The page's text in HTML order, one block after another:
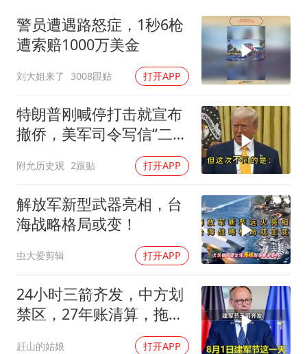
OpenAI免费版将升级为GPT-5.6 Luna
奋进开新局 实干挑大梁
警员遭遇路怒症，1秒6枪
遭索赔1000万美金
刘大姐来了 3008跟贴 打开APP
特朗普刚喊停打击就宣布
撤侨，美军司令写信“二选
一”，伊朗这回还会上当
吗？
附允历史观 2跟贴 打开APP
解放军新型武器亮相，台
海战略格局或变！
虫大爱剪辑 打开APP
24小时三箭齐发，中方划
禁区，27年账清算，拖船
赶山的姑娘 打开APP